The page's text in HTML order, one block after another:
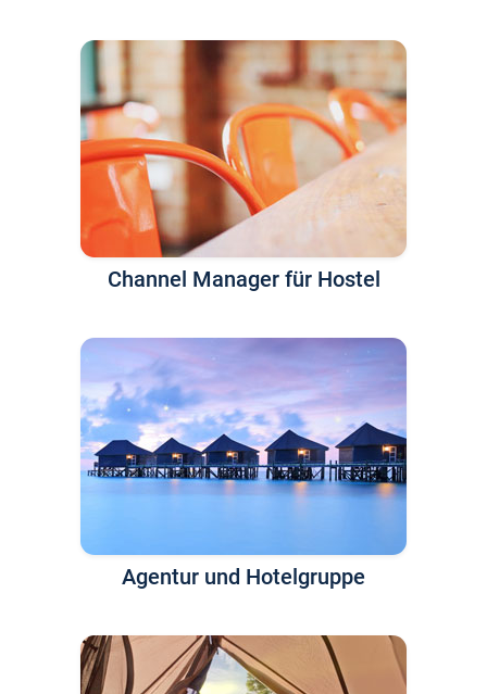
Channel Manager für Hostel
Agentur und Hotelgruppe